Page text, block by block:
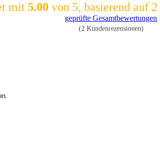
mit 5.00 von 5, basierend auf 2
geprüfte Gesamtbewertungen
(2Kundenrezensionen)